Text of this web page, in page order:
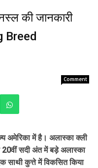
की जानकारी
Breed
Comment
अमेरिका में है। अलास्का क्ली
सदी अंत में बड़े अलास्का
साथी कुत्ते में विकसित किया